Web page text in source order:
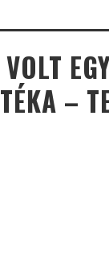
VOLT
TÉKA –